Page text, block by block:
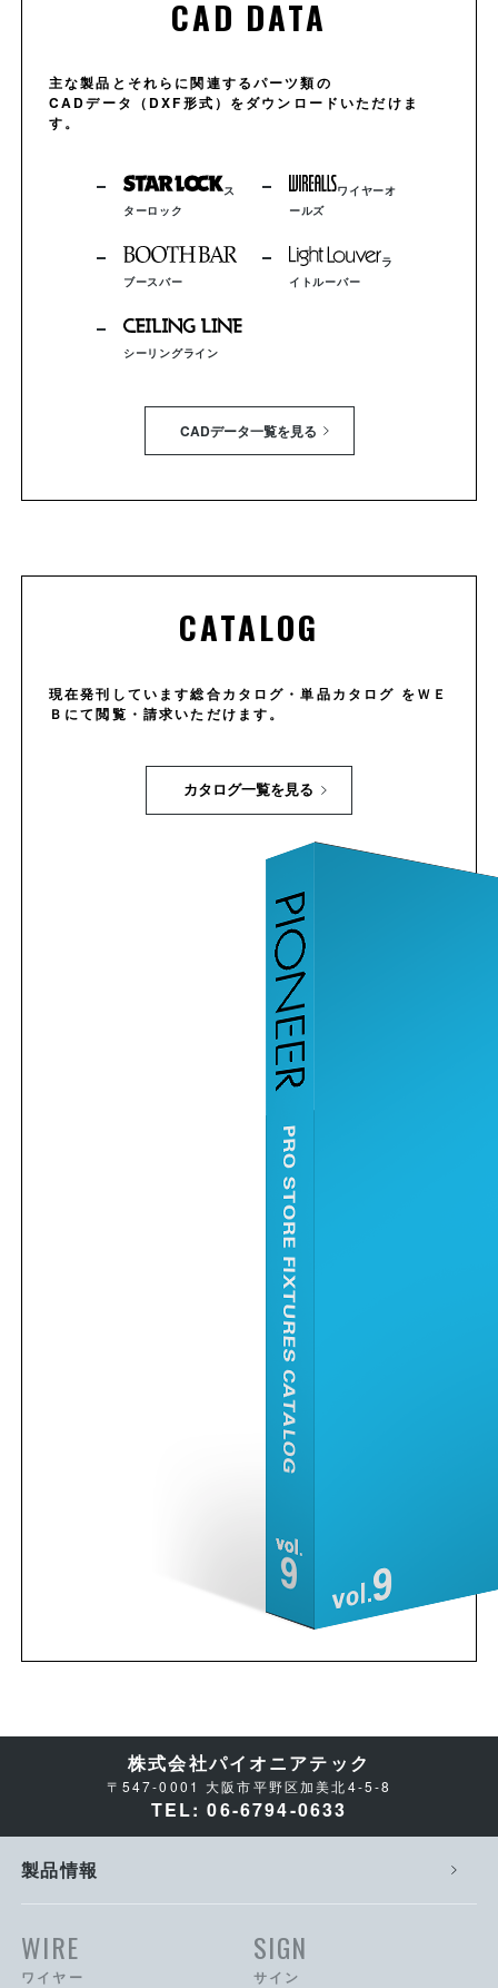
CAD DATA
主な製品とそれらに関連するパーツ類の
CADデータ（DXF形式）をダウンロードいただけま
す。
ス
ターロック
ブースバー
シーリングライン
ワイヤーオ
ールズ
ラ
イトルーバー
CADデータ一覧を見る
CATALOG
現在発刊しています総合カタログ・単品カタログ をＷＥ
Ｂにて閲覧・請求いただけます。
カタログ一覧を見る
株式会社パイオニアテック
〒547-0001 大阪市平野区加美北4-5-8
TEL: 06-6794-0633
製品情報
WIRE
ワイヤー
SIGN
サイン